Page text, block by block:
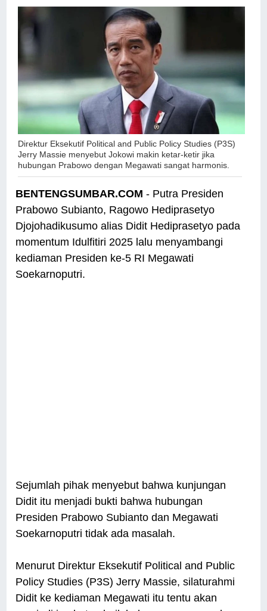
Direktur Eksekutif Political and Public Policy Studies (P3S)
Jerry Massie menyebut Jokowi makin ketar-ketir jika
hubungan Prabowo dengan Megawati sangat harmonis.
BENTENGSUMBAR.COM - Putra Presiden
Prabowo Subianto, Ragowo Hediprasetyo
Djojohadikusumo alias Didit Hediprasetyo pada
momentum Idulfitiri 2025 lalu menyambangi
kediaman Presiden ke-5 RI Megawati
Soekarnoputri.
Sejumlah pihak menyebut bahwa kunjungan
Didit itu menjadi bukti bahwa hubungan
Presiden Prabowo Subianto dan Megawati
Soekarnoputri tidak ada masalah.
Menurut Direktur Eksekutif Political and Public
Policy Studies (P3S) Jerry Massie, silaturahmi
Didit ke kediaman Megawati itu tentu akan